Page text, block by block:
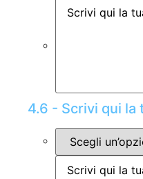
4.6 - Scrivi qui la